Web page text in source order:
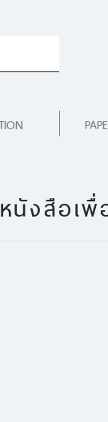
งสือเพื่